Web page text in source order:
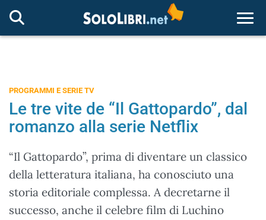
PROGRAMMI E SERIE TV
Le tre vite de “Il Gattopardo”, dal
romanzo alla serie Netflix
“Il Gattopardo”, prima di diventare un classico
della letteratura italiana, ha conosciuto una
storia editoriale complessa. A decretarne il
successo, anche il celebre film di Luchino